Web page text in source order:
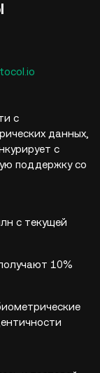
с
данных,
с
поддержку со
с текущей
10%